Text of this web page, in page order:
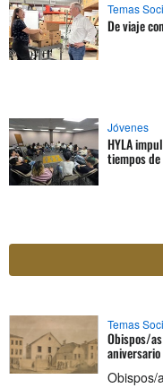
Temas
De viaje
Jóvenes
HYLA
tiempos
Temas
Obispos/
Obispos/